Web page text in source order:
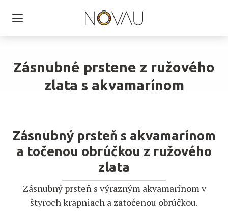
Zásnubné prstene z ružového
zlata s akvamarínom
Zásnubný prsteň s akvamarínom
a točenou obrúčkou z ružového
zlata
Zásnubný prsteň s výrazným akvamarínom v
štyroch krapniach a zatočenou obrúčkou.